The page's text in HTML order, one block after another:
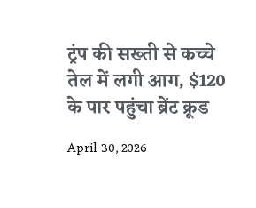
ट्रंप की सख्ती से कच्चे
तेल में लगी आग, $120
के पार पहुंचा ब्रेंट क्रूड
April 30, 2026